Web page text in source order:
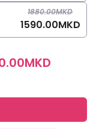
1880.00MKD
1590.00MKD
MKD